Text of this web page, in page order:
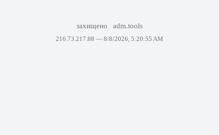
захищено adm.tools
216.73.217.88 — 8/8/2026, 5:20:55 AM